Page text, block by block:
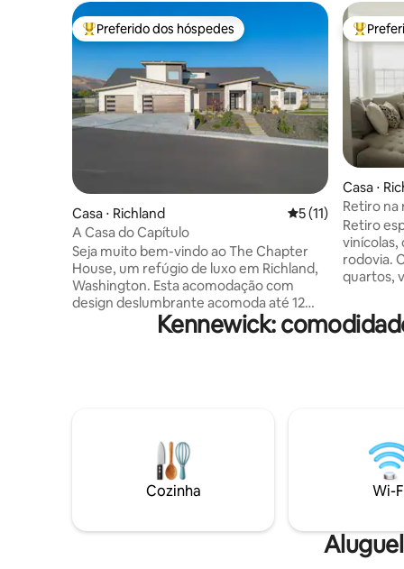
Entre os melhores preferidos dos hóspedes
Preferido dos hóspedes
Casa ⋅ Richland 5 de uma
5 (11)
A Casa do Capítulo
Seja muito bem-vindo ao The Chapter
House, um refúgio de luxo em Richland,
Washington. Esta acomodação com
design deslumbrante acomoda até 12
hóspedes, oferecendo conforto e
espaço, acabamentos de alto nível e
de hidromassagem, exercite-se na
academia e aproveite uma estadia que é
ao mesmo tempo relaxante e divertida –
perfeita para viagens inesquecíveis entre
durante a sua estadia!
Entre
Casa ⋅
Retiro na
banheira
Retiro
vinícolas,
rodovia.
quartos,
quintal,
família,
famílias
crianças
Kennewick:
Cozinha Wi-